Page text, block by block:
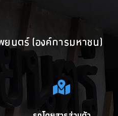
ยนตร์ (องค์การมหาชน)